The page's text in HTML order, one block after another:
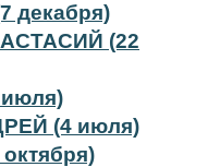
декабря)
(22
(4 июля)